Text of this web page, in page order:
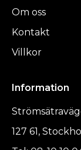
Om oss
Kontakt
Villkor
Information
127 61,